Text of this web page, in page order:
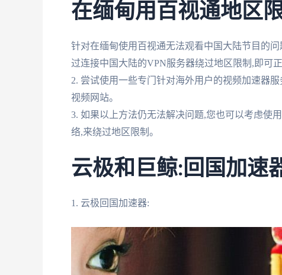
在缅甸用百视通地区
针对在缅甸使用百视通无法观看中国大陆节目的
过连接中国大陆的VPN服务器绕过地区限制,即可
2. 尝试使用一些专门针对海外用户的视频加速器
视频网站。
3. 如果以上方法仍无法解决问题,您也可以考虑使
络,来绕过地区限制。
云极和巨鲸:回国加速
1. 云极回国加速器: